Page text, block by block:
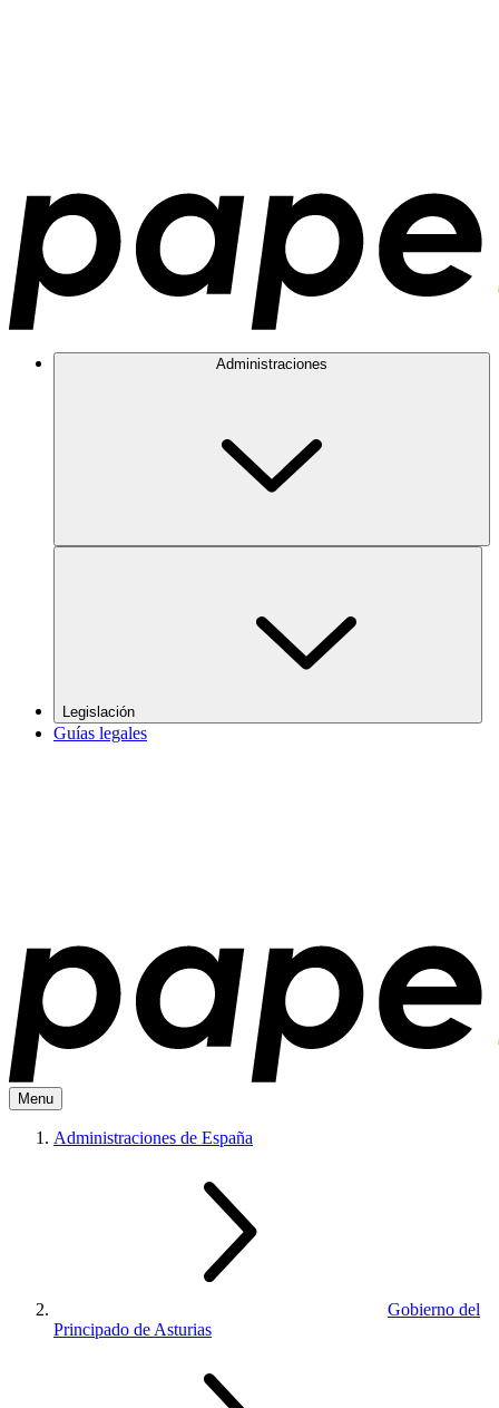
Administraciones
Legislación
Guías legales
Menu
Administraciones de España
Gobierno del
Principado de Asturias